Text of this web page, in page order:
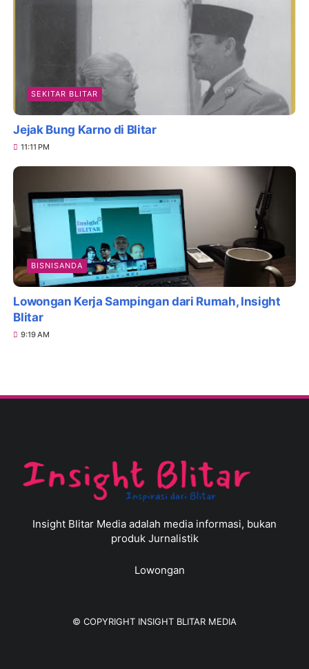
SEKITAR BLITAR
Jejak Bung Karno di Blitar
11:11 PM
BISNISANDA
Lowongan Kerja Sampingan dari Rumah, Insight
Blitar
9:19 AM
Insight Blitar Media adalah media informasi, bukan
produk Jurnalistik
Lowongan
© COPYRIGHT INSIGHT BLITAR MEDIA